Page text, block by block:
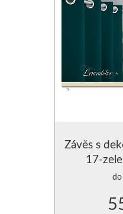
Závěs s
17-